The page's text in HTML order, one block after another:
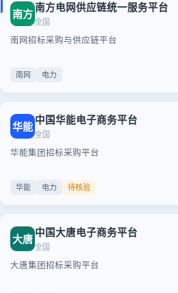
南方南方电网供应链统一服务平台
全国
南网招标采购与供应链平台
南网 电力
华能 中国华能电子商务平台
全国
华能集团招标采购平台
华能 电力 待核验
大唐 中国大唐电子商务平台
全国
大唐集团招标采购平台